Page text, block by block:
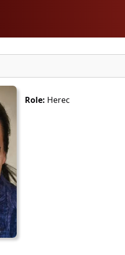
Role: Herec